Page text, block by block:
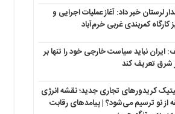
لرستان خبر داد: آغاز عملیات اجرایی و
کارگاه کمربندی غربی خرم‌آباد
ایران نباید سیاست خارجی خود را تنها بر
شرق تعریف کند
کریدورهای تجاری جدید؛ نقشه انرژی
از نو ترسیم می‌شود؟ | پیامدهای رقابت